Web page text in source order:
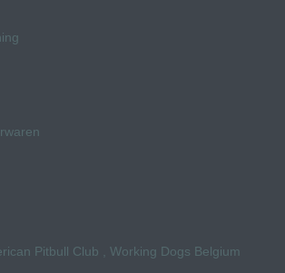
Pitbull Club , Working Dogs Belgium